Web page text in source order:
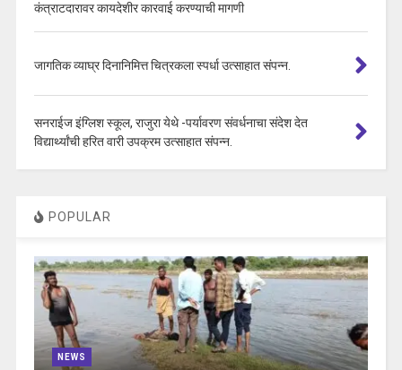
कंत्राटदारावर कायदेशीर कारवाई करण्याची मागणी
जागतिक व्याघ्र दिनानिमित्त चित्रकला स्पर्धा उत्साहात संपन्न.
सनराईज इंग्लिश स्कूल, राजुरा येथे -पर्यावरण संवर्धनाचा संदेश देत
विद्यार्थ्यांची हरित वारी उपक्रम उत्साहात संपन्न.
POPULAR
NEWS